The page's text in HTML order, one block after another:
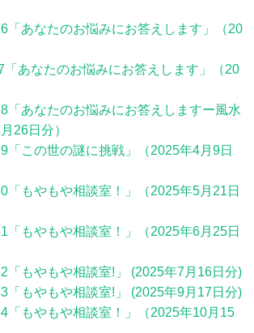
あなたのお悩みにお答えします」（20
あなたのお悩みにお答えします」（20
あなたのお悩みにお答えしますー風水
26日分）
この世の謎に挑戦」（2025年4月9日
もやもや相談室！」（2025年5月21日
もやもや相談室！」（2025年6月25日
もやもや相談室!」 (2025年7月16日分)
もやもや相談室!」 (2025年9月17日分)
もやもや相談室！」（2025年10月15